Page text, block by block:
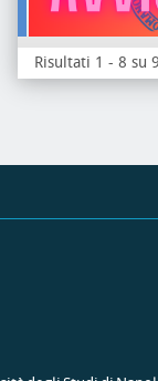
Risultati 1 - 8 su